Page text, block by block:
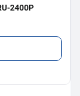
2400P